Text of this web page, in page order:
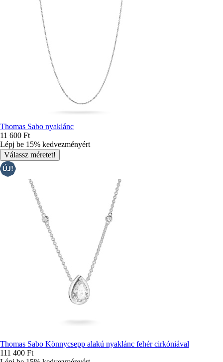
Thomas Sabo nyaklánc
11 600 Ft
Lépj be 15% kedvezményért
Thomas Sabo Könnycsepp alakú nyaklánc fehér cirkóniával
111 400 Ft